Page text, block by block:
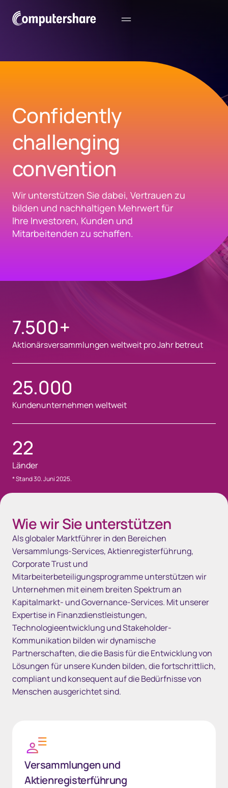
Confidently
challenging
convention
Wir unterstützen Sie dabei, Vertrauen zu
bilden und nachhaltigen Mehrwert für
Ihre Investoren, Kunden und
Mitarbeitenden zu schaffen.
7.500+
Aktionärsversammlungen weltweit pro Jahr betreut
25.000
Kundenunternehmen weltweit
22
Länder
Wie wir Sie unterstützen
Als globaler Marktführer in den Bereichen
Versammlungs-Services, Aktienregisterführung,
Corporate Trust und
Mitarbeiterbeteiligungsprogramme unterstützen wir
Unternehmen mit einem breiten Spektrum an
Kapitalmarkt- und Governance-Services. Mit unserer
Expertise in Finanzdienstleistungen,
Technologieentwicklung und Stakeholder-
Kommunikation bilden wir dynamische
Partnerschaften, die die Basis für die Entwicklung von
Lösungen für unsere Kunden bilden, die fortschrittlich,
compliant und konsequent auf die Bedürfnisse von
Menschen ausgerichtet sind.
Versammlungen und
Aktienregisterführung